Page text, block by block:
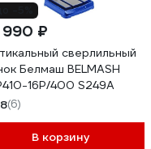
₽
сверлильный
Белмаш BELMASH
16P/400 S249A
(6)
В корзину